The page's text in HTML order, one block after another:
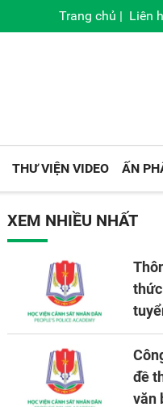
Trang chủ | Liên
THƯ VIỆN VIDEO ẤN
XEM NHIỀU NHẤT
đề
văn